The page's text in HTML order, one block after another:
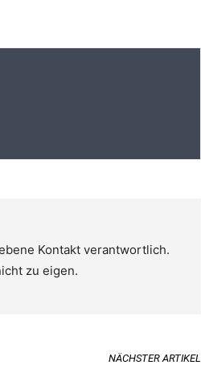
Kontakt verantwortlich.
zu eigen.
NÄCHSTER ARTIKEL